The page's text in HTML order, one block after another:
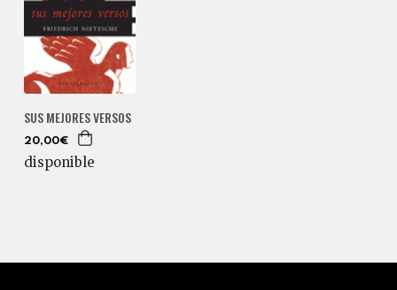
SUS MEJORES VERSOS
20,00€
disponible